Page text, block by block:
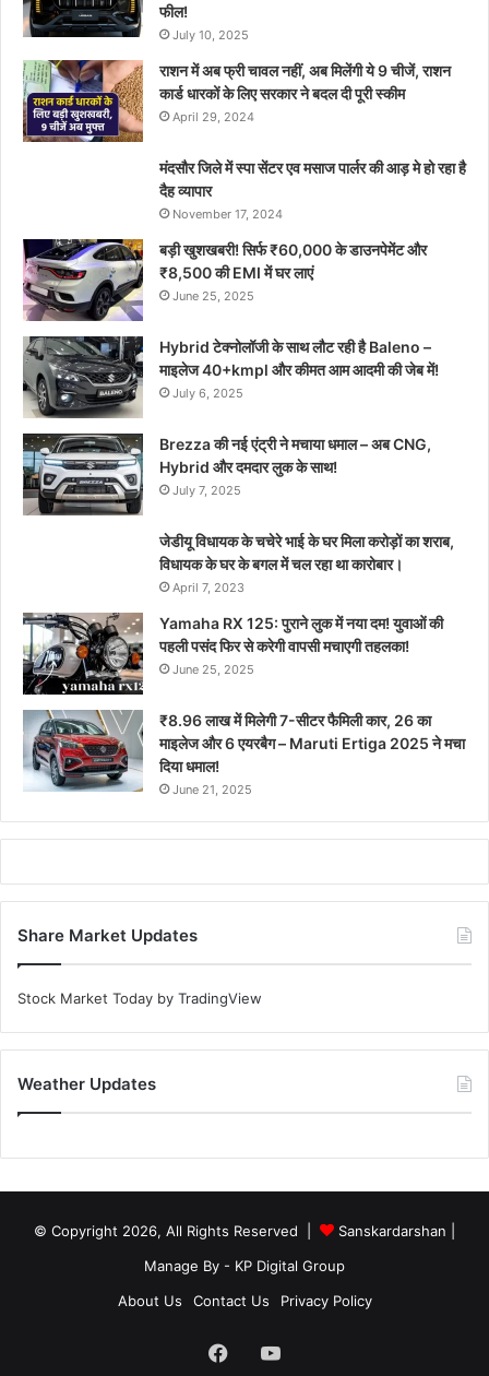
फील!
July 10, 2025
राशन में अब फ्री चावल नहीं, अब मिलेंगी ये 9 चीजें, राशन
कार्ड धारकों के लिए सरकार ने बदल दी पूरी स्कीम
April 29, 2024
मंदसौर जिले में स्पा सेंटर एव मसाज पार्लर की आड़ मे हो रहा है
दैह व्यापार
November 17, 2024
बड़ी खुशखबरी! सिर्फ ₹60,000 के डाउनपेमेंट और
₹8,500 की EMI में घर लाएं
June 25, 2025
Hybrid टेक्नोलॉजी के साथ लौट रही है Baleno –
माइलेज 40+kmpl और कीमत आम आदमी की जेब में!
July 6, 2025
Brezza की नई एंट्री ने मचाया धमाल – अब CNG,
Hybrid और दमदार लुक के साथ!
July 7, 2025
जेडीयू विधायक के चचेरे भाई के घर मिला करोड़ों का शराब,
विधायक के घर के बगल में चल रहा था कारोबार।
April 7, 2023
Yamaha RX 125: पुराने लुक में नया दम! युवाओं की
पहली पसंद फिर से करेगी वापसी मचाएगी तहलका!
June 25, 2025
₹8.96 लाख में मिलेगी 7-सीटर फैमिली कार, 26 का
माइलेज और 6 एयरबैग – Maruti Ertiga 2025 ने मचा
दिया धमाल!
June 21, 2025
Share Market Updates
Stock Market Today by TradingView
Weather Updates
© Copyright 2026, All Rights Reserved | Sanskardarshan
Manage By - KP Digital Group
About Us
Contact Us Privacy Policy
FacebookYouTube